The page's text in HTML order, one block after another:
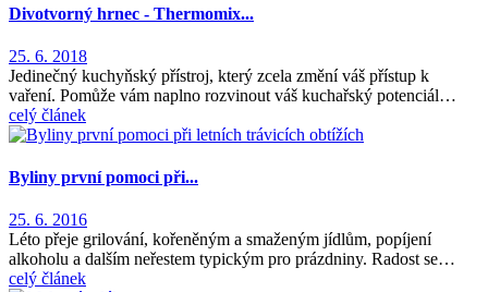
Divotvorný hrnec - Thermomix...
25. 6. 2018
Jedinečný kuchyňský přístroj, který zcela změní váš přístup k
vaření. Pomůže vám naplno rozvinout váš kuchařský potenciál…
celý článek
Byliny první pomoci při...
25. 6. 2016
Léto přeje grilování, kořeněným a smaženým jídlům, popíjení
alkoholu a dalším neřestem typickým pro prázdniny. Radost se…
celý článek